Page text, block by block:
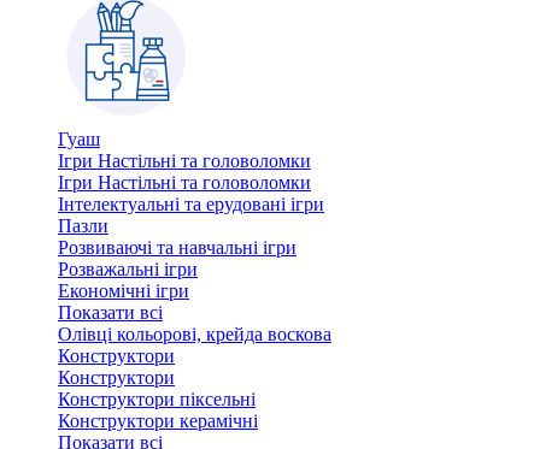
Гуаш
Ігри Настільні та головоломки
Ігри Настільні та головоломки
Інтелектуальні та ерудовані ігри
Пазли
Розвиваючі та навчальні ігри
Розважальні ігри
Економічні ігри
Показати всі
Олівці кольорові, крейда воскова
Конструктори
Конструктори
Конструктори піксельні
Конструктори керамічні
Показати всі